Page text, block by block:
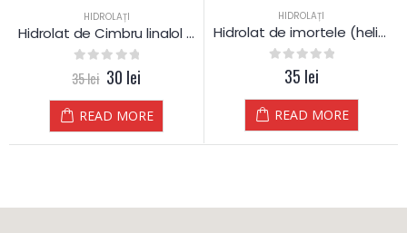
HIDROLAȚI
Hidrolat de Cimbru linalol – apă florală – hidrosol
out of 5
35lei 30 lei
READ MORE
HIDROLAȚI
Hidrolat de imortele (helichrysum) – apă florală – hidrosol
out of 5
35 lei
READ MORE